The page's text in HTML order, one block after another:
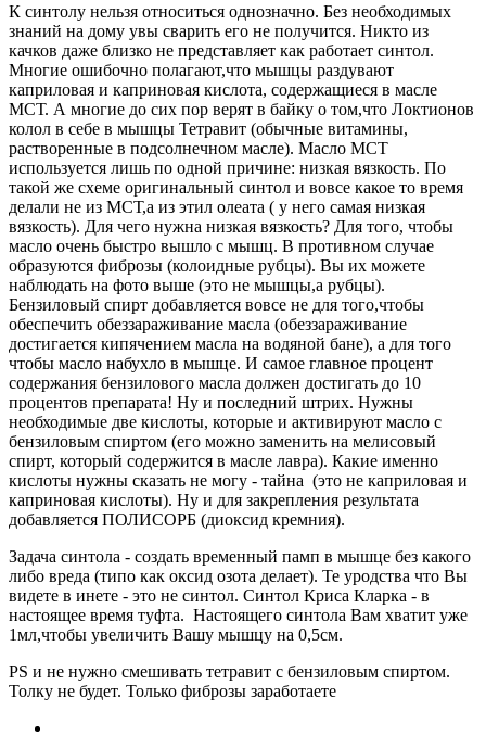
К синтолу нельзя относиться однозначно. Без необходимых
знаний на дому увы сварить его не получится. Никто из
качков даже близко не представляет как работает синтол.
Многие ошибочно полагают,что мышцы раздувают
каприловая и каприновая кислота, содержащиеся в масле
МСТ. А многие до сих пор верят в байку о том,что Локтионов
колол в себе в мышцы Тетравит (обычные витамины,
растворенные в подсолнечном масле). Масло МСТ
используется лишь по одной причине: низкая вязкость. По
такой же схеме оригинальный синтол и вовсе какое то время
делали не из МСТ,а из этил олеата ( у него самая низкая
вязкость). Для чего нужна низкая вязкость? Для того, чтобы
масло очень быстро вышло с мышц. В противном случае
образуются фиброзы (колоидные рубцы). Вы их можете
наблюдать на фото выше (это не мышцы,а рубцы).
Бензиловый спирт добавляется вовсе не для того,чтобы
обеспечить обеззараживание масла (обеззараживание
достигается кипячением масла на водяной бане), а для того
чтобы масло набухло в мышце. И самое главное процент
содержания бензилового масла должен достигать до 10
процентов препарата! Ну и последний штрих. Нужны
необходимые две кислоты, которые и активируют масло с
бензиловым спиртом (его можно заменить на мелисовый
спирт, который содержится в масле лавра). Какие именно
кислоты нужны сказать не могу - тайна (это не каприловая и
каприновая кислоты). Ну и для закрепления результата
добавляется ПОЛИСОРБ (диоксид кремния).
Задача синтола - создать временный памп в мышце без какого
либо вреда (типо как оксид озота делает). Те уродства что Вы
видете в инете - это не синтол. Синтол Криса Кларка - в
настоящее время туфта. Настоящего синтола Вам хватит уже
1мл,чтобы увеличить Вашу мышцу на 0,5см.
PS и не нужно смешивать тетравит с бензиловым спиртом.
Толку не будет. Только фиброзы заработаете